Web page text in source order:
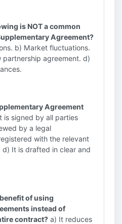
is NOT a common
Agreement?
b) Market fluctuations.
agreement. d)
Agreement
is signed by all parties
by a legal
with the relevant
It is drafted in clear and
of using
instead of
contract? a) It reduces